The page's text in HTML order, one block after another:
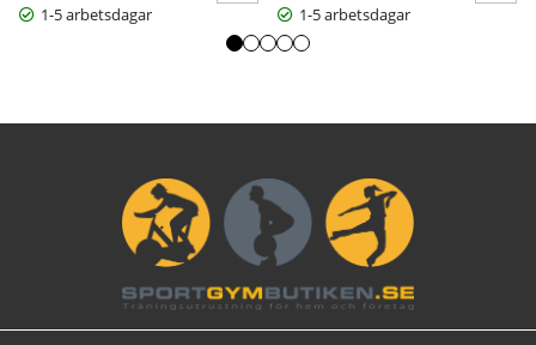
1-5 arbetsdagar
1-5 arbetsdagar